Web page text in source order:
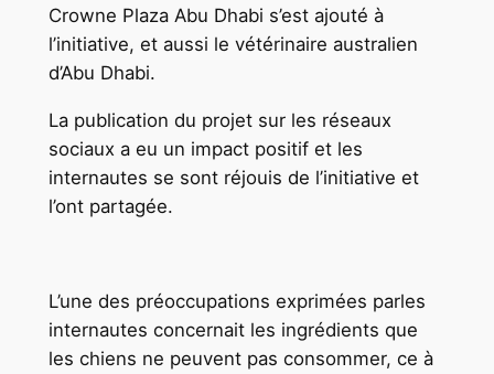
Crowne Plaza Abu Dhabi s’est ajouté à
l’initiative, et aussi le vétérinaire australien
d’Abu Dhabi.
La publication du projet sur les réseaux
sociaux a eu un impact positif et les
internautes se sont réjouis de l’initiative et
l’ont partagée.
L’une des préoccupations exprimées parles
internautes concernait les ingrédients que
les chiens ne peuvent pas consommer, ce à